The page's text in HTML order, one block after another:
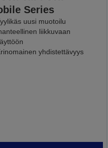
Series
uusi muotoilu
liikkuvaan
yhdistettävyys